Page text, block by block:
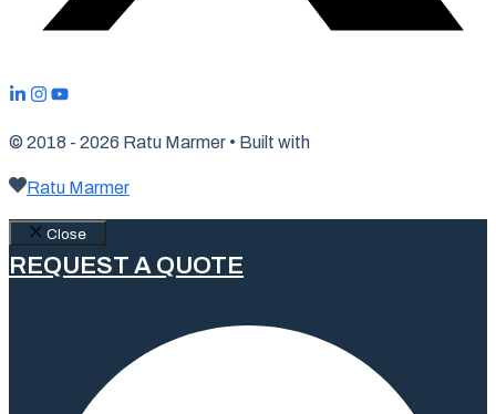
© 2018 - 2026 Ratu Marmer • Built with
Ratu Marmer
Close
REQUEST A QUOTE